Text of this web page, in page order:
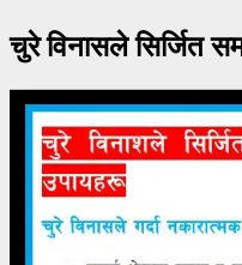
चुरे विनासले सिर्जित